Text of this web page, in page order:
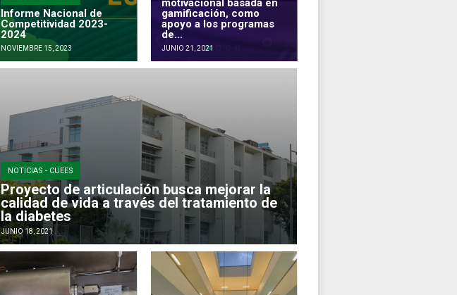
Informe Nacional de
Competitividad 2023-
2024
NOVIEMBRE 15, 2023
motivacional basada en
gamificación, como
apoyo a los programas
de...
JUNIO 21, 2021
NOTICIAS - CUEES
Proyecto de articulación busca mejorar la
calidad de vida a través del tratamiento de
la diabetes
JUNIO 18, 2021